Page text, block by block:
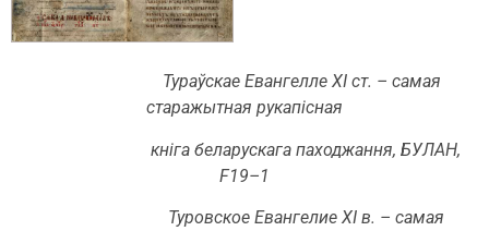
Тураўскае Евангелле ХІ ст. – самая
старажытная рукапісная
кніга беларускага паходжання, БУЛАН,
F19–1
Туровское Евангелие ХІ в. – самая